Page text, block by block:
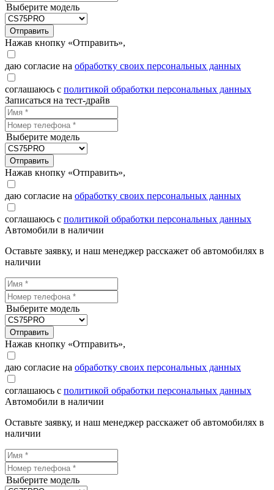
Выберите модель
Отправить
Нажав кнопку «Отправить»,
даю согласие на обработку своих персональных данных
соглашаюсь с политикой обработки персональных данных
Записаться на тест-драйв
Выберите модель
Отправить
Нажав кнопку «Отправить»,
даю согласие на обработку своих персональных данных
соглашаюсь с политикой обработки персональных данных
Автомобили в наличии
Оставьте заявку, и наш менеджер расскажет об автомобилях в
наличии
Выберите модель
Отправить
Нажав кнопку «Отправить»,
даю согласие на обработку своих персональных данных
соглашаюсь с политикой обработки персональных данных
Автомобили в наличии
Оставьте заявку, и наш менеджер расскажет об автомобилях в
наличии
Выберите модель